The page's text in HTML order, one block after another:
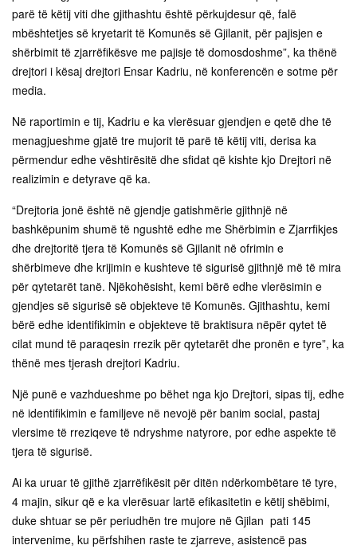
parë të këtij viti dhe gjithashtu është përkujdesur që, falë
mbështetjes së kryetarit të Komunës së Gjilanit, për pajisjen e
shërbimit të zjarrëfikësve me pajisje të domosdoshme”, ka thënë
drejtori i kësaj drejtori Ensar Kadriu, në konferencën e sotme për
media.
Në raportimin e tij, Kadriu e ka vlerësuar gjendjen e qetë dhe të
menagjueshme gjatë tre mujorit të parë të këtij viti, derisa ka
përmendur edhe vështirësitë dhe sfidat që kishte kjo Drejtori në
realizimin e detyrave që ka.
“Drejtoria jonë është në gjendje gatishmërie gjithnjë në
bashkëpunim shumë të ngushtë edhe me Shërbimin e Zjarrfikjes
dhe drejtoritë tjera të Komunës së Gjilanit në ofrimin e
shërbimeve dhe krijimin e kushteve të sigurisë gjithnjë më të mira
për qytetarët tanë. Njëkohësisht, kemi bërë edhe vlerësimin e
gjendjes së sigurisë së objekteve të Komunës. Gjithashtu, kemi
bërë edhe identifikimin e objekteve të braktisura nëpër qytet të
cilat mund të paraqesin rrezik për qytetarët dhe pronën e tyre”, ka
thënë mes tjerash drejtori Kadriu.
Një punë e vazhdueshme po bëhet nga kjo Drejtori, sipas tij, edhe
në identifikimin e familjeve në nevojë për banim social, pastaj
vlersime të rreziqeve të ndryshme natyrore, por edhe aspekte të
tjera të sigurisë.
Ai ka uruar të gjithë zjarrëfikësit për ditën ndërkombëtare të tyre,
4 majin, sikur që e ka vlerësuar lartë efikasitetin e këtij shëbimi,
duke shtuar se për periudhën tre mujore në Gjilan pati 145
intervenime, ku përfshihen raste te zjarreve, asistencë pas